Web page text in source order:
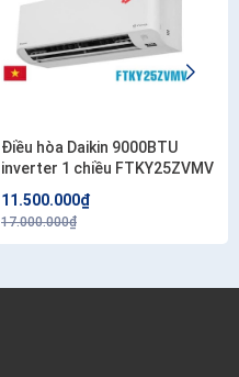
Điều hòa Daikin 9000BTU
inverter 1 chiều FTKY25ZVMV
11.500.000₫
17.000.000₫